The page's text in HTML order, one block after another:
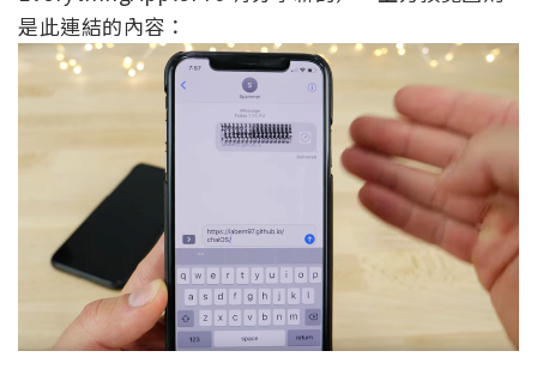
是此連結的內容：